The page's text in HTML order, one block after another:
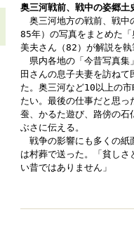
奥三河戦前、戦中の姿郷土
奥三河地方の戦前、戦中
85年）の写真をまとめた
美夫さん（82）が解説を執
県内各地の「今昔写真集
田さんの息子夫妻を訪ね
た。奥三河など10以上の
たい。最後の仕事だと思
蚕、かるた遊び、路傍の石
ぶさに伝える。
戦争の影響にも多くの紙
は村葬で送った。「貧し
い昔ではありません」